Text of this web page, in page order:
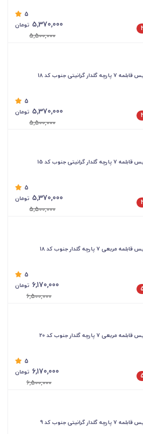
5
5,370,000 تومان
5,500,000
گلدار گرانیتی جنوب کد 18
5
5,370,000 تومان
5,500,000
گلدار گرانیتی جنوب کد 15
5
5,370,000 تومان
5,500,000
مربعی 7 پارچه گلدار جنوب کد 18
5
6,170,000 تومان
6,500,000
مربعی 7 پارچه گلدار جنوب کد 20
5
6,170,000 تومان
6,500,000
پارچه گلدار گرانیتی جنوب کد 9